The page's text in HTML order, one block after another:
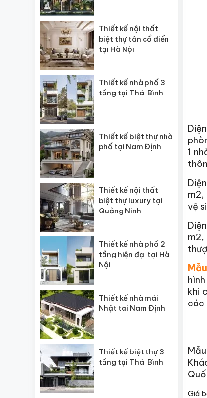
1
m2,
vệ
m2,
khi
các
Giá
Thiết kế nội thất
biệt thự tân cổ điển
tại Hà Nội
Thiết kế nhà phố 3
tầng tại Thái Bình
Thiết kế biệt thự nhà
phố tại Nam Định
Thiết kế nội thất
biệt thự luxury tại
Quảng Ninh
Thiết kế nhà phố 2
tầng hiện đại tại Hà
Nội
Thiết kế nhà mái
Nhật tại Nam Định
Thiết kế biệt thự 3
tầng tại Thái Bình